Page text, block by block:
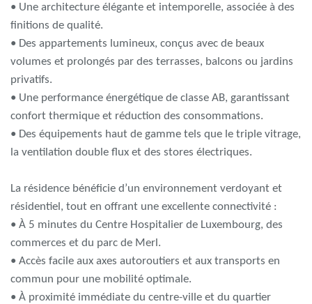
• Une architecture élégante et intemporelle, associée à des
finitions de qualité.
• Des appartements lumineux, conçus avec de beaux
volumes et prolongés par des terrasses, balcons ou jardins
privatifs.
• Une performance énergétique de classe AB, garantissant
confort thermique et réduction des consommations.
• Des équipements haut de gamme tels que le triple vitrage,
la ventilation double flux et des stores électriques.
La résidence bénéficie d’un environnement verdoyant et
résidentiel, tout en offrant une excellente connectivité :
• À 5 minutes du Centre Hospitalier de Luxembourg, des
commerces et du parc de Merl.
• Accès facile aux axes autoroutiers et aux transports en
commun pour une mobilité optimale.
• À proximité immédiate du centre-ville et du quartier